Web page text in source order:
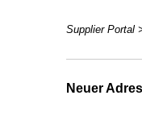
Supplier Portal
Neuer